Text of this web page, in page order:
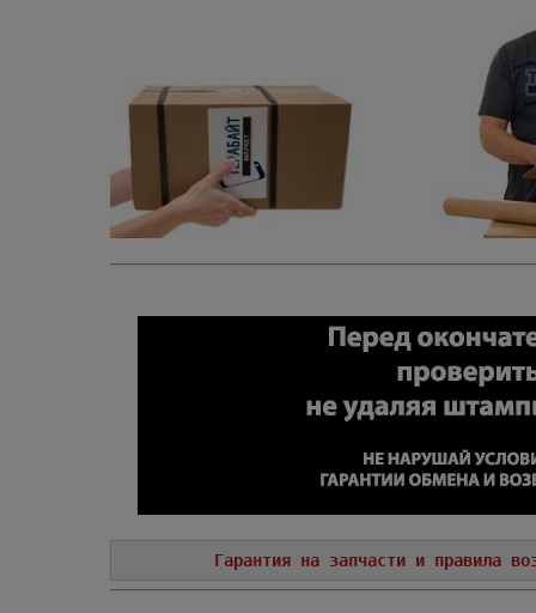
Гарантия на запчасти и правила